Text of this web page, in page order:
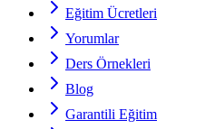
Eğitim Ücretleri
Yorumlar
Ders Örnekleri
Blog
Garantili Eğitim